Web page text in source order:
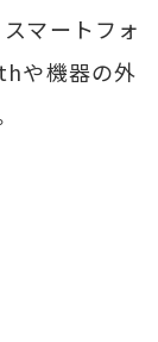
スマートフォ
や機器の外